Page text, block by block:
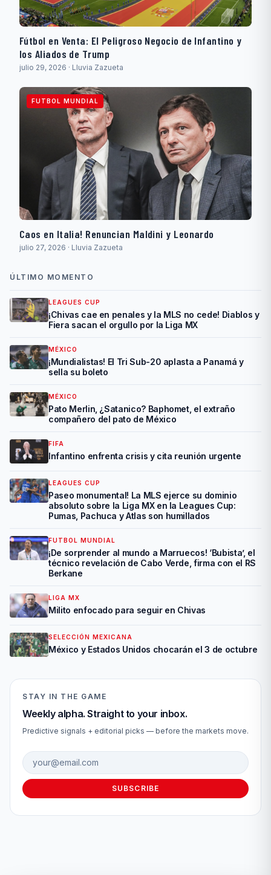
Fútbol en Venta: El Peligroso Negocio de Infantino y
los Aliados de Trump
julio 29, 2026 · Lluvia Zazueta
FUTBOL MUNDIAL
Caos en Italia! Renuncian Maldini y Leonardo
julio 27, 2026 · Lluvia Zazueta
ÚLTIMO MOMENTO
LEAGUES CUP
¡Chivas cae en penales y la MLS no cede! Diablos y
Fiera sacan el orgullo por la Liga MX
MÉXICO
¡Mundialistas! El Tri Sub-20 aplasta a Panamá y
sella su boleto
MÉXICO
Pato Merlin, ¿Satanico? Baphomet, el extraño
compañero del pato de México
FIFA
Infantino enfrenta crisis y cita reunión urgente
LEAGUES CUP
Paseo monumental! La MLS ejerce su dominio
absoluto sobre la Liga MX en la Leagues Cup:
Pumas, Pachuca y Atlas son humillados
FUTBOL MUNDIAL
¡De sorprender al mundo a Marruecos! ‘Bubista’, el
técnico revelación de Cabo Verde, firma con el RS
Berkane
LIGA MX
Milito enfocado para seguir en Chivas
SELECCIÓN MEXICANA
México y Estados Unidos chocarán el 3 de octubre
STAY IN THE GAME
Weekly alpha. Straight to your inbox.
Predictive signals + editorial picks — before the markets move.
Email address
SUBSCRIBE